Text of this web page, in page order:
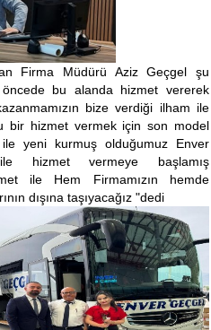
Firma Müdürü Aziz Geçgel şu
bu alanda hizmet vererek
bize verdiği ilham ile
bir hizmet vermek için son model
yeni kurmuş olduğumuz Enver
hizmet vermeye başlamış
ile Hem Firmamızın hemde
dışına taşıyacağız "dedi